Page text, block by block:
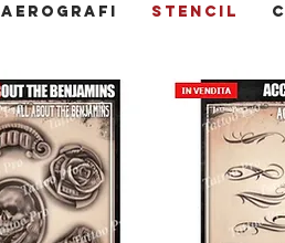
AEROGRAFI STENCIL